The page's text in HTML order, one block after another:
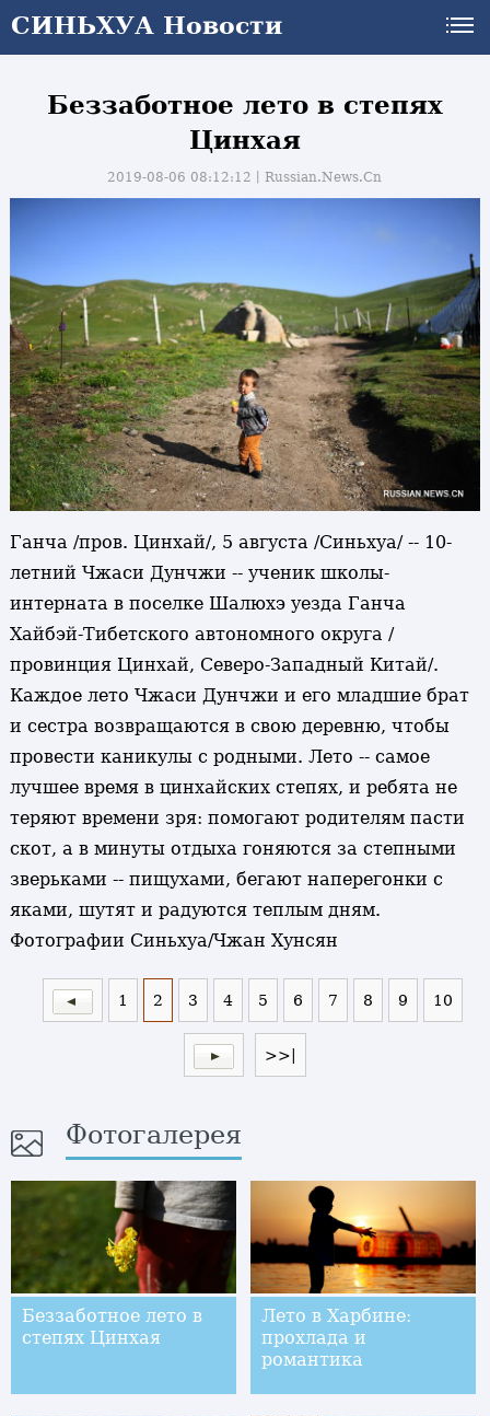
СИНЬХУА Новости
Беззаботное лето в степях
Цинхая
2019-08-06 08:12:12丨Russian.News.Cn
Ганча /пров. Цинхай/, 5 августа /Синьхуа/ -- 10-
летний Чжаси Дунчжи -- ученик школы-
интерната в поселке Шалюхэ уезда Ганча
Хайбэй-Тибетского автономного округа /
провинция Цинхай, Северо-Западный Китай/.
Каждое лето Чжаси Дунчжи и его младшие брат
и сестра возвращаются в свою деревню, чтобы
провести каникулы с родными. Лето -- самое
лучшее время в цинхайских степях, и ребята не
теряют времени зря: помогают родителям пасти
скот, а в минуты отдыха гоняются за степными
зверьками -- пищухами, бегают наперегонки с
яками, шутят и радуются теплым дням.
Фотографии Синьхуа/Чжан Хунсян
1 2 3 4 5 6 7 8 9 10
>>|
Фотогалерея
Беззаботное лето в
степях Цинхая
Лето в Харбине:
прохлада и
романтика